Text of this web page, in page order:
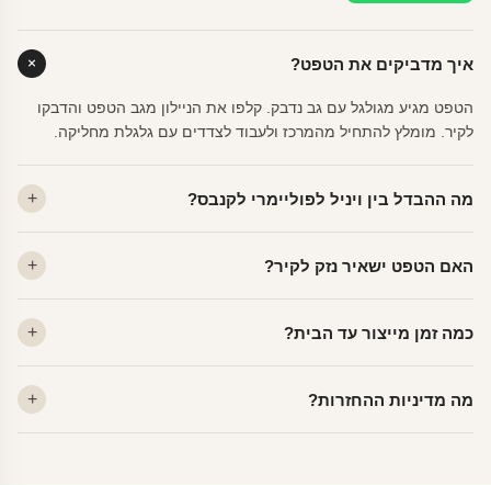
איך מדביקים את הטפט?
הטפט מגיע מגולגל עם גב נדבק. קלפו את הניילון מגב הטפט והדבקו
לקיר. מומלץ להתחיל מהמרכז ולעבוד לצדדים עם גלגלת מחליקה.
מה ההבדל בין ויניל לפוליימרי לקנבס?
פרמיום. קנבס — בד אמנותי יוקרתי, מט.
האם הטפט ישאיר נזק לקיר?
מתאים לקיר מטויח, גבס, קרמיקה וזכוכית.
כמה זמן מייצור עד הבית?
יוצאות באותו יום.
מה מדיניות ההחזרות?